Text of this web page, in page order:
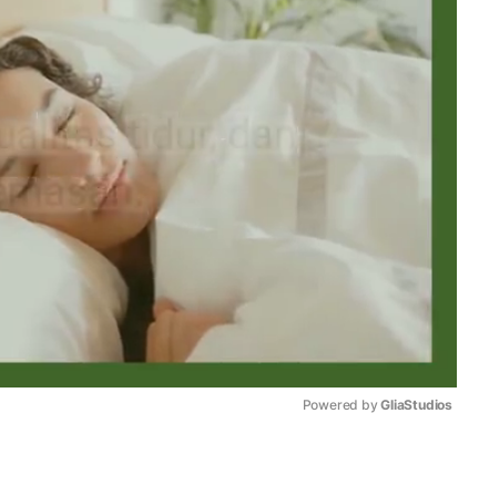
Powered by GliaStudios